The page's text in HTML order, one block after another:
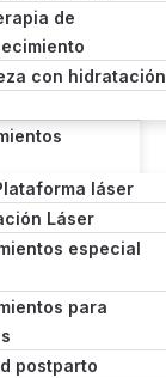
de
con hidratación
láser
Láser
especial
para
postparto